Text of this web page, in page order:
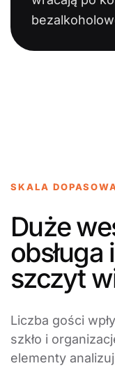
SKALA
Duże
szczyt
Liczba gości
szkło i
elementy